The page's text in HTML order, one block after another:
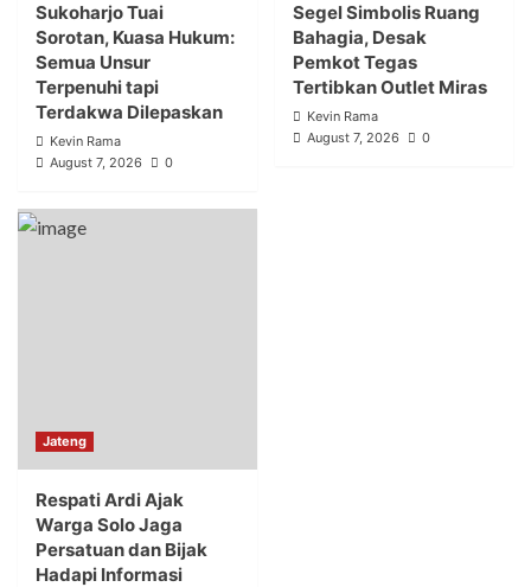
Sukoharjo Tuai
Sorotan, Kuasa Hukum:
Semua Unsur
Terpenuhi tapi
Terdakwa Dilepaskan
Kevin Rama
August 7, 2026
0
Segel Simbolis Ruang
Bahagia, Desak
Pemkot Tegas
Tertibkan Outlet Miras
Kevin Rama
August 7, 2026
0
Jateng
Respati Ardi Ajak
Warga Solo Jaga
Persatuan dan Bijak
Hadapi Informasi